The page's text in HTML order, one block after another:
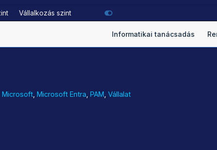
Vállalkozás szint
Informatikai tanácsadás
Microsoft Microsoft Entra PAM Vállalat